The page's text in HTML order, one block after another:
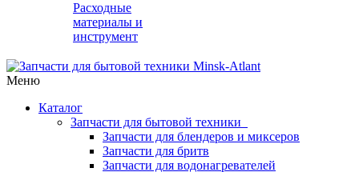
Расходные
материалы и
инструмент
Меню
Каталог
Запчасти для бытовой техники
Запчасти для блендеров и миксеров
Запчасти для бритв
Запчасти для водонагревателей